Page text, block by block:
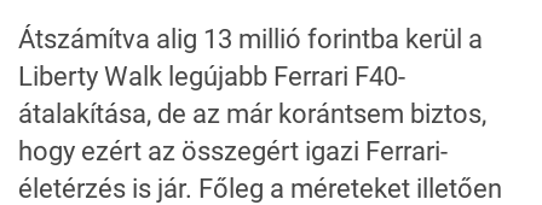
Átszámítva alig 13 millió forintba kerül a
Liberty Walk legújabb Ferrari F40-
átalakítása, de az már korántsem biztos,
hogy ezért az összegért igazi Ferrari-
életérzés is jár. Főleg a méreteket illetően